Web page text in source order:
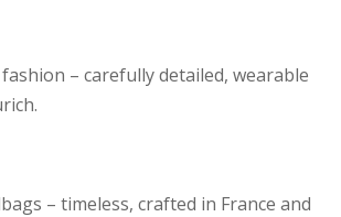
fashion – carefully detailed, wearable
– timeless, crafted in France and